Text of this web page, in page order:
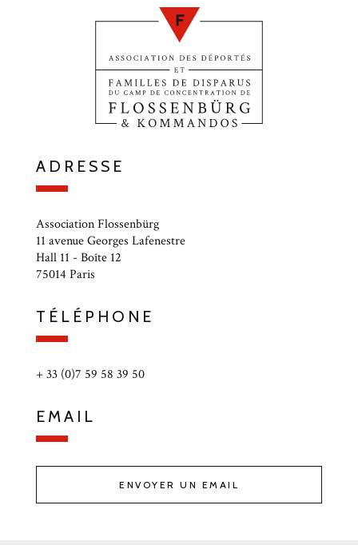
ADRESSE
Association Flossenbürg
11 avenue Georges Lafenestre
Hall 11 - Boîte 12
75014 Paris
TÉLÉPHONE
+ 33 (0)7 59 58 39 50
EMAIL
ENVOYER UN EMAIL